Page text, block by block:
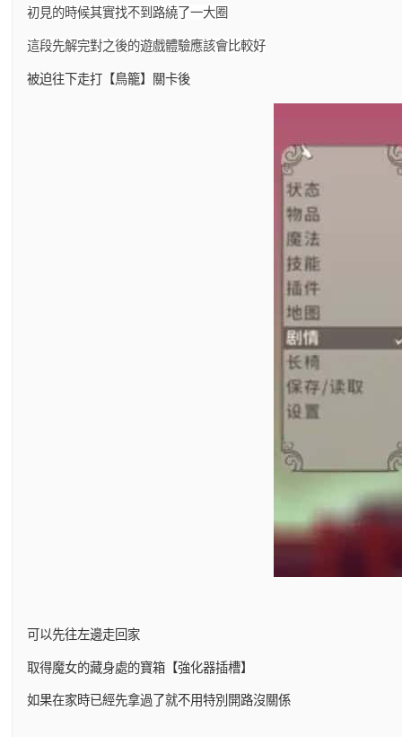
初見的時候其實找不到路繞了一大圈
這段先解完對之後的遊戲體驗應該會比較好
被迫往下走打【鳥籠】關卡後
可以先往左邊走回家
取得魔女的藏身處的寶箱【強化器插槽】
如果在家時已經先拿過了就不用特別開路沒關係